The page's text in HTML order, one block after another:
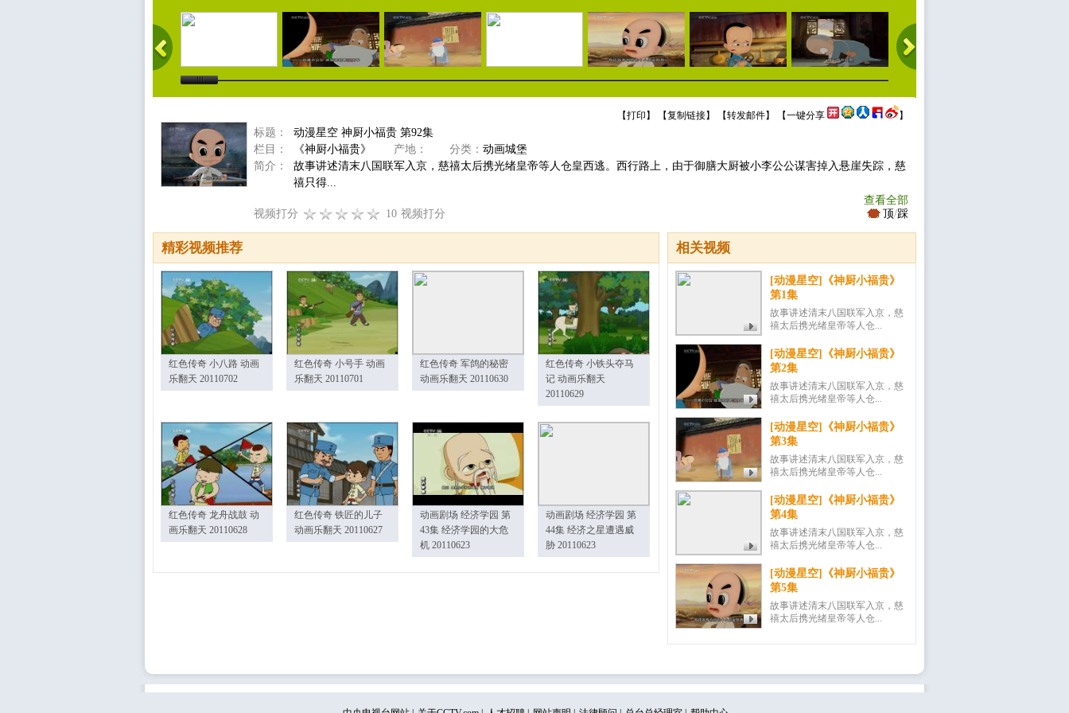
【打印 】 【复制链接】 【转发邮件】 【一键分享 】
标题：
动漫星空 神厨小福贵 第92集
栏目：
《神厨小福贵》 产地： 分类： 动画城堡
简介：
故事讲述清末八国联军入京，慈禧太后携光绪皇帝等人仓皇西逃。西行路上，由于御膳大厨被小李公公谋害掉入悬崖失踪，慈
禧只得...
查看全部
视频打分
10 视频打分 顶/踩
相关视频
[动漫星空]《神厨小福贵》
第1集
故事讲述清末八国联军入京，慈
禧太后携光绪皇帝等人仓...
[动漫星空]《神厨小福贵》
第2集
故事讲述清末八国联军入京，慈
禧太后携光绪皇帝等人仓...
[动漫星空]《神厨小福贵》
第3集
故事讲述清末八国联军入京，慈
禧太后携光绪皇帝等人仓...
[动漫星空]《神厨小福贵》
第4集
故事讲述清末八国联军入京，慈
禧太后携光绪皇帝等人仓...
[动漫星空]《神厨小福贵》
第5集
故事讲述清末八国联军入京，慈
禧太后携光绪皇帝等人仓...
精彩视频推荐
红色传奇 小八路 动画
乐翻天 20110702
红色传奇 小号手 动画
乐翻天 20110701
红色传奇 军鸽的秘密
动画乐翻天 20110630
红色传奇 小铁头夺马
记 动画乐翻天
20110629
红色传奇 龙舟战鼓 动
画乐翻天 20110628
红色传奇 铁匠的儿子
动画乐翻天 20110627
动画剧场 经济学园 第
43集 经济学园的大危
机 20110623
动画剧场 经济学园 第
44集 经济之星遭遇威
胁 20110623